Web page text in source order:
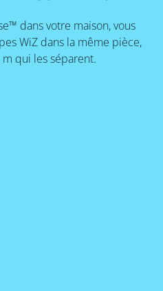
dans votre maison, vous
WiZ dans la même pièce,
qui les séparent.